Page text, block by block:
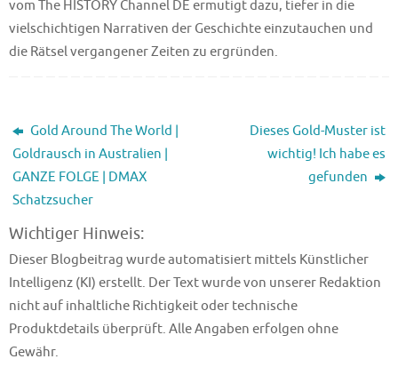
vom The HISTORY Channel DE ermutigt dazu, tiefer in die
vielschichtigen Narrativen der Geschichte einzutauchen und
die Rätsel vergangener Zeiten zu ergründen.
Gold Around The World |
Goldrausch in Australien |
GANZE FOLGE | DMAX
Schatzsucher
Dieses Gold-Muster ist
wichtig! Ich habe es
gefunden
Wichtiger Hinweis:
Dieser Blogbeitrag wurde automatisiert mittels Künstlicher
Intelligenz (KI) erstellt. Der Text wurde von unserer Redaktion
nicht auf inhaltliche Richtigkeit oder technische
Produktdetails überprüft. Alle Angaben erfolgen ohne
Gewähr.